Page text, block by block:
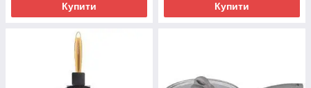
Купити Купити